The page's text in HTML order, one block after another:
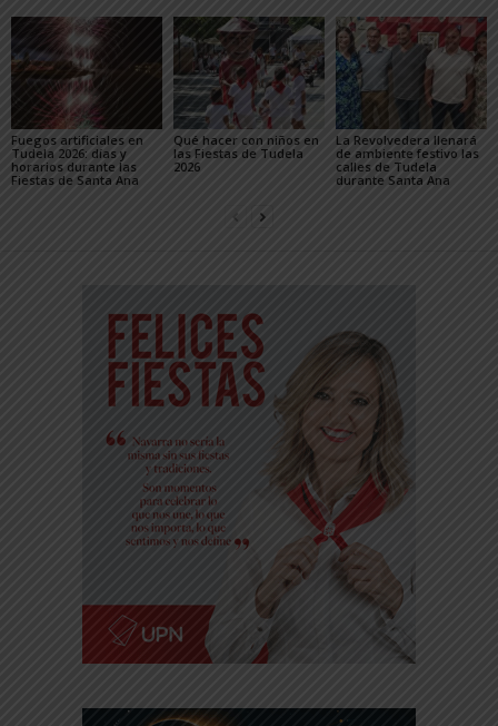
Fuegos artificiales en
Tudela 2026: días y
horarios durante las
Fiestas de Santa Ana
Qué hacer con niños en
las Fiestas de Tudela
2026
La Revolvedera llenará
de ambiente festivo las
calles de Tudela
durante Santa Ana